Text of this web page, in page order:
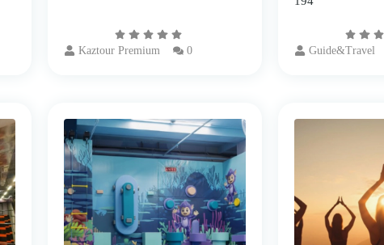
Kaztour Premium 0 Guide&Travel